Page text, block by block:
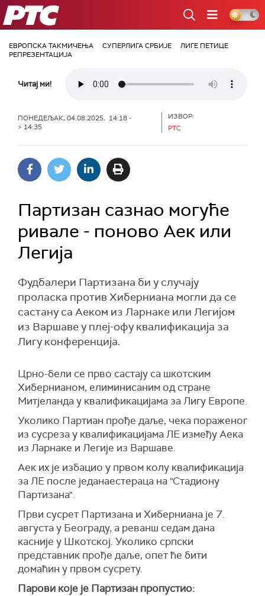
РТС
ЕВРОПСКА ТАКМИЧЕЊА СУПЕРЛИГА СРБИЈЕ
ЛИГЕ ПЕТИЦЕ
РЕПРЕЗЕНТАЦИЈА
Читај ми!
ПОНЕДЕЉАК, 04.08.2025, 14:18 -
> 14:35
ИЗВОР:
РТС
Партизан сазнао могуће
ривале - поново Аек или
Легија
Фудбалери Партизана би у случају
проласка против Хиберниана могли да се
састану са Аеком из Ларнаке или Легијом
из Варшаве у плеј-офу квалификација за
Лигу конференција.
Црно-бели се прво састају са шкотским
Хибернианом, елиминисаним од стране
Митјеланда у квалификацијама за Лигу Европе.
Уколико Партиан прође даље, чека пораженог
из сусреза у квалификацијама ЛЕ између Аека
из Ларнаке и Легије из Варшаве.
Аек их је избацио у првом колу квалификација
за ЛЕ после једанаестераца на "Стадиону
Партизана".
Први сусрет Партизана и Хиберниана је 7.
августа у Београду, а реванш седам дана
касније у Шкотској. Уколико српски
представник прође даље, опет ће бити
домаћин у првом сусрету.
Парови које је Партизан пропустио: